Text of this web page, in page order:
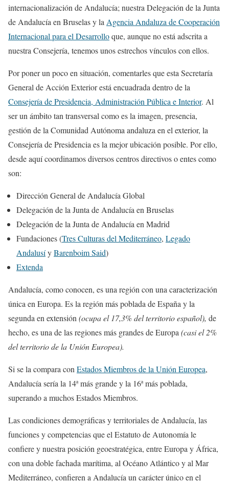
internacionalización de Andalucía; nuestra Delegación de la Junta
de Andalucía en Bruselas y la Agencia Andaluza de Cooperación
Internacional para el Desarrolloque, aunque no está adscrita a
nuestra Consejería, tenemos unos estrechos vínculos con ellos.
Por poner un poco en situación, comentarles que esta Secretaría
General de Acción Exterior está encuadrada dentro de la
Consejería de Presidencia, Administración Pública e Interior. Al
ser un ámbito tan transversal como es la imagen, presencia,
gestión de la Comunidad Autónoma andaluza en el exterior, la
Consejería de Presidencia es la mejor ubicación posible. Por ello,
desde aquí coordinamos diversos centros directivos o entes como
son:
Dirección General de Andalucía Global
Delegación de la Junta de Andalucía en Bruselas
Delegación de la Junta de Andalucía en Madrid
Fundaciones (Tres Culturas del Mediterráneo, Legado
AndalusíyBarenboim Said)
Extenda
Andalucía, como conocen, es una región con una caracterización
única en Europa. Es la región más poblada de España y la
segunda en extensión (ocupa el 17,3% del territorio español), de
hecho, es una de las regiones más grandes de Europa (casi el 2%
del territorio de la Unión Europea).
Si se la compara con Estados Miembros de la Unión Europea,
Andalucía sería la 14ª más grande y la 16ª más poblada,
superando a muchos Estados Miembros.
Las condiciones demográficas y territoriales de Andalucía, las
funciones y competencias que el Estatuto de Autonomía le
confiere y nuestra posición geoestratégica, entre Europa y África,
con una doble fachada marítima, al Océano Atlántico y al Mar
Mediterráneo, confieren a Andalucía un carácter único en el